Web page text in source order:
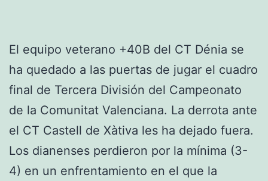
El equipo veterano +40B del CT Dénia se
ha quedado a las puertas de jugar el cuadro
final de Tercera División del Campeonato
de la Comunitat Valenciana. La derrota ante
el CT Castell de Xàtiva les ha dejado fuera.
Los dianenses perdieron por la mínima (3-
4) en un enfrentamiento en el que la